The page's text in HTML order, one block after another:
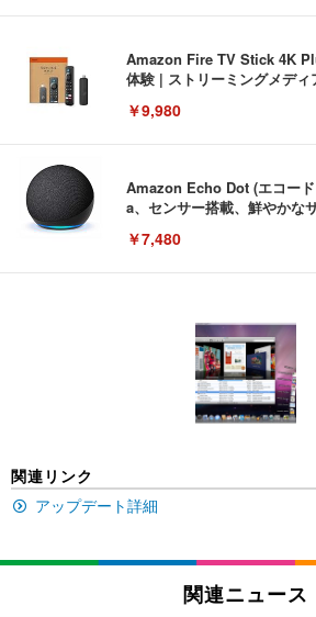
Amazon Fire TV Stick 4K
体験 | ストリーミングメディ
￥9,980
Amazon Echo Dot (エコー
a、センサー搭載、鮮やかな
￥7,480
[EdoErgo] オフィスチェア
い 跳ね上げ式アームレスト
キング pc 事務椅子 360度回
ン樹脂ベース 通気性メッシ
(黒網+黒枠+黒足)
ュチェア 人間工学 疲れない
Sezlife オフィスチェア デス
ワーク チェア 強化バックレ
EIZO ビジネス向けプレミア
EV3240X-WT | 31.5型4K
￥105,595
イト
【純正品】27"ゲーミングモ
Amazonベーシック ペット
回使い捨て 無香料 ホワイト
x2袋(84枚) ホワイト(吸収面:
ネオ・ルーライフ ネオ・オ
関連リンク
アップデート詳細
関連ニュース